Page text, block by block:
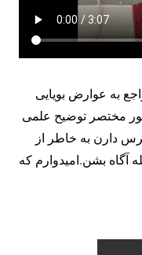
به عوارض بویایی
مختصر توضیح علمی
دارن به خاطر از
آگاه بشن.امیدوارم که